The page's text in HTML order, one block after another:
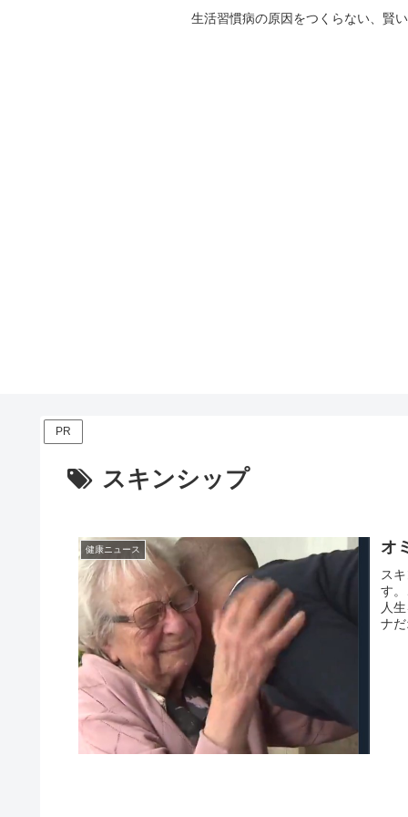
生活習慣病の原因をつくらない、賢
PR
スキンシップ
健康ニュース オ
ス
す
人
ナ